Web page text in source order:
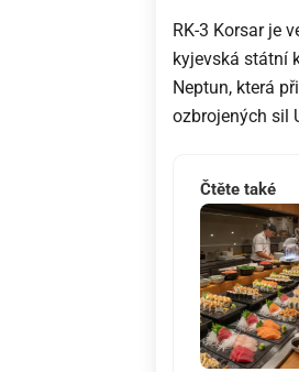
RK-3 Korsar je
kyjevská státní
Neptun, která
ozbrojených sil
Čtěte také